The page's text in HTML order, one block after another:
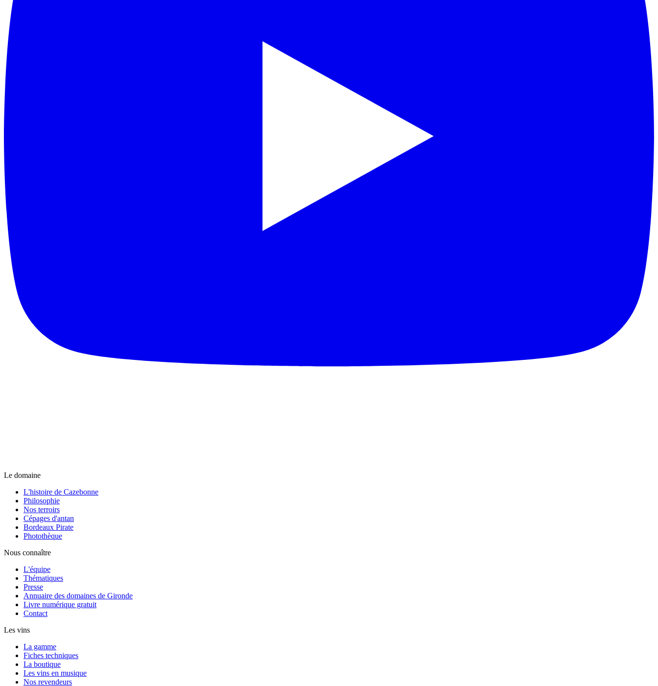
Le domaine
L'histoire de Cazebonne
Philosophie
Nos terroirs
Cépages d'antan
Bordeaux Pirate
Photothèque
Nous connaître
L'équipe
Thématiques
Presse
Annuaire des domaines de Gironde
Livre numérique gratuit
Contact
Les vins
La gamme
Fiches techniques
La boutique
Les vins en musique
Nos revendeurs